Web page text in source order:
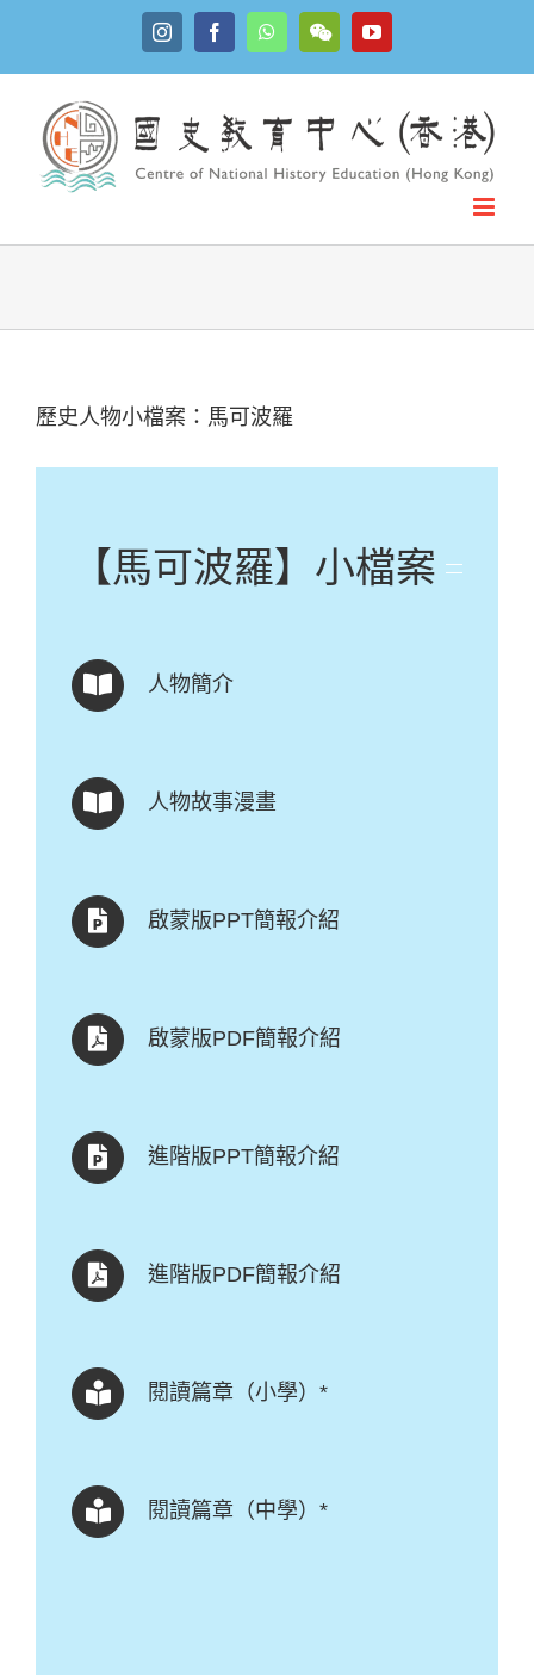
InstagramFacebookWhatsApp
WeChat
YouTube
歷史人物小檔案：馬可波羅
【馬可波羅】小檔案
人物簡介
人物故事漫畫
啟蒙版PPT簡報介紹
啟蒙版PDF簡報介紹
進階版PPT簡報介紹
進階版PDF簡報介紹
閱讀篇章（小學）*
閱讀篇章（中學）*